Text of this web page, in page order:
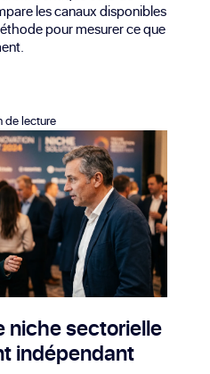
les canaux disponibles
pour mesurer ce que
de lecture
niche sectorielle
indépendant